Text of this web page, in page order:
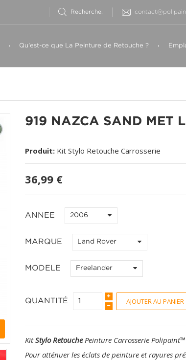
Qu'est-ce que La Peinture de Retouche ?
919 NAZCA SAND MET
Produit: Kit Stylo Retouche Carrosserie
36,99 €
ANNEE 2006
MARQUE Land Rover
MODELE Freelander
QUANTITÉ AJOUTER AU PANIER
KitStylo RetouchePeinture Carrosserie Polipaint™
Pour atténuer les éclats de peinture et rayures